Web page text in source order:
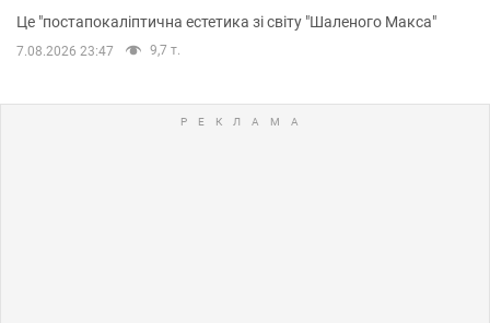
Це "постапокаліптична естетика зі світу "Шаленого Макса"
7.08.2026 23:47 9,7 т.